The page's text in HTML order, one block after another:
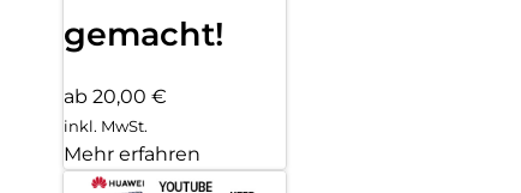
gemacht!
ab 20,00 €
inkl. MwSt.
Mehr erfahren